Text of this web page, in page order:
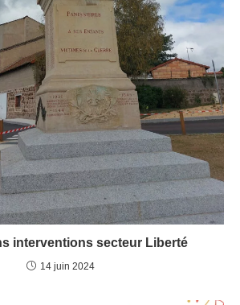
interventions secteur Liberté
14 juin 2024